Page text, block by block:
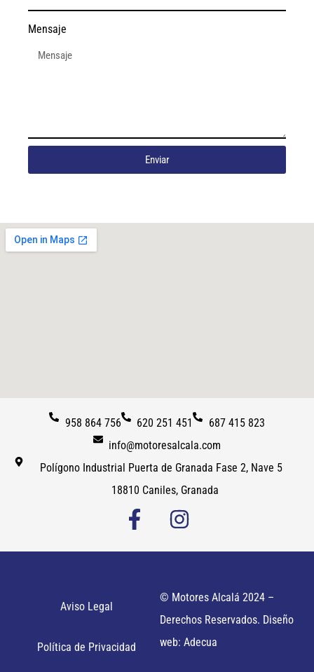
Mensaje
Enviar
958 864 756 620 251 451
687 415 823
info@motoresalcala.com
Polígono Industrial Puerta de Granada Fase 2, Nave 5
18810 Caniles, Granada
Aviso Legal
Política de Privacidad
© Motores Alcalá 2024 –
Derechos Reservados. Diseño
web: Adecua